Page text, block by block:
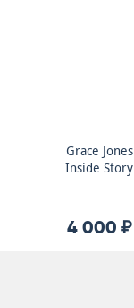
Grace Jones
Inside Story
4 000 ₽